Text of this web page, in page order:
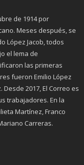
de 1914 por
Meses después, se
López Jacob, todos
el lema de
las primeras
fueron Emilio López
2017, El Correo es
trabajadores. En la
Martínez, Franco
Carreras.